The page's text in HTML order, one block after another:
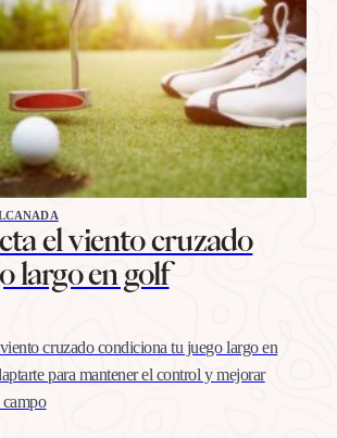
el viento cruzado
largo en golf
cruzado condiciona tu juego largo en
para mantener el control y mejorar
campo